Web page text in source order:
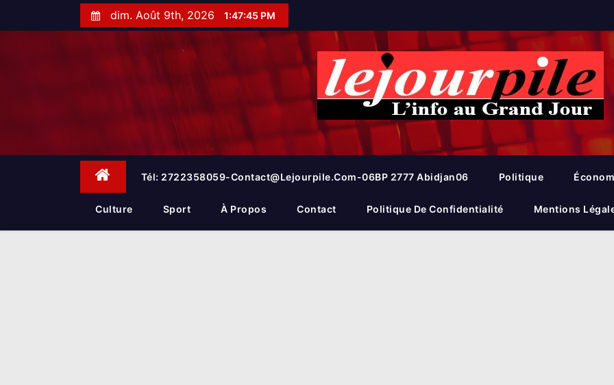
t
dim. Août 9th, 2026 1:47:46 PM
Tél: 2722358059-Contact@lejourpile.com-06BP 2777 Abidjan06 Politique
Culture Sport À Propos Contact Politique De Confidentialité Mentions